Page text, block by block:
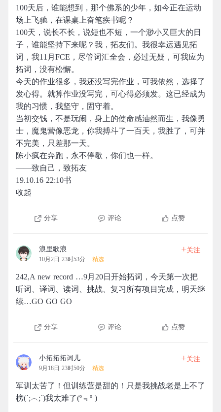
100天后，谁能想到，那个佛系的少年，如今正在运动
场上飞驰，在课桌上奋笔疾书呢？
100天，说长不长，说短也不短，一个渺小又巨大的日
子，谁能坚持下来呢？我，拓友们。我很幸运遇见拓
词，我11月FCE，尽管词汇全会，必过无疑，可我应为
拓词，没有松懈。
今天的作业很多，我还没写完作业，可我依然，选择了
发心得。就算作业没写完，可心得必须发。这已经成为
我的习惯，我坚守，固守着。
当初交钱，不是玩闹，身上的使命感油然而生，我像勇
士，魔鬼营像恶龙，你我搏斗了一百天，我胜了，可并
不完美，只差那一天。
陈小疯在奔跑，永不停歇，你们也一样。
——致自己，致拓友
19.10.16 22:10书
收起
分享 评论 点赞
浪里歌浪
10月2日 23时53分 精选
+关注
242,A new record …9月20日开始拓词，今天第一次把
听词、译词、读词、挑战、复习所有项目完成，明天继
续…GO GO GO
分享 评论 点赞
小拓拓拓词儿
9月18日 23时50分 精选
+关注
军训太苦了！但训练营是甜的！只是我挑战老是上不了
榜(´;︵;`)我太难了(º﹃º )